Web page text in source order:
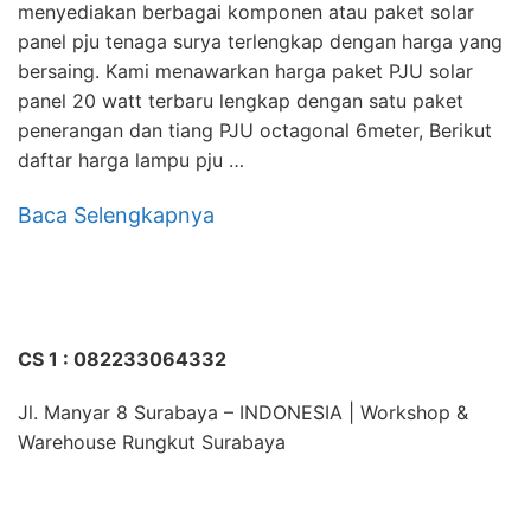
menyediakan berbagai komponen atau paket solar
panel pju tenaga surya terlengkap dengan harga yang
bersaing. Kami menawarkan harga paket PJU solar
panel 20 watt terbaru lengkap dengan satu paket
penerangan dan tiang PJU octagonal 6meter, Berikut
daftar harga lampu pju …
Baca Selengkapnya
CS 1 : 082233064332
Jl. Manyar 8 Surabaya – INDONESIA | Workshop &
Warehouse Rungkut Surabaya